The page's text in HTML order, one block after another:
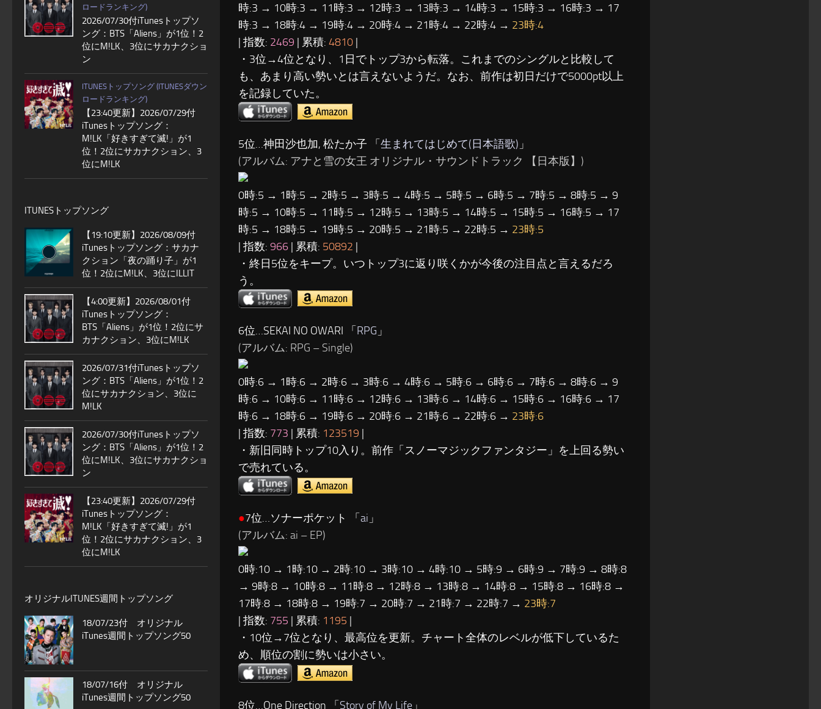
時:3 → 10時:3 → 11時:3 → 12時:3 → 13時:3 → 14時:3 → 15時:3 → 16時:3 → 17
時:3 → 18時:4 → 19時:4 → 20時:4 → 21時:4 → 22時:4 → 23時:4
| 指数: 2469 | 累積: 4810 |
・3位→4位となり、1日でトップ3から転落。これまでのシングルと比較して
も、あまり高い勢いとは言えないようだ。なお、前作は初日だけで5000pt以上
を記録していた。
5位…神田沙也加, 松たか子 「生まれてはじめて(日本語歌) 」
(アルバム: アナと雪の女王 オリジナル・サウンドトラック 【日本版】)
0時:5 → 1時:5 → 2時:5 → 3時:5 → 4時:5 → 5時:5 → 6時:5 → 7時:5 → 8時:5 → 9
時:5 → 10時:5 → 11時:5 → 12時:5 → 13時:5 → 14時:5 → 15時:5 → 16時:5 → 17
時:5 → 18時:5 → 19時:5 → 20時:5 → 21時:5 → 22時:5 → 23時:5
| 指数: 966 | 累積: 50892 |
・終日5位をキープ。いつトップ3に返り咲くかが今後の注目点と言えるだろ
う。
6位…SEKAI NO OWARI 「 RPG 」
(アルバム: RPG – Single)
0時:6 → 1時:6 → 2時:6 → 3時:6 → 4時:6 → 5時:6 → 6時:6 → 7時:6 → 8時:6 → 9
時:6 → 10時:6 → 11時:6 → 12時:6 → 13時:6 → 14時:6 → 15時:6 → 16時:6 → 17
時:6 → 18時:6 → 19時:6 → 20時:6 → 21時:6 → 22時:6 → 23時:6
| 指数: 773 | 累積: 123519 |
・新旧同時トップ10入り。前作「スノーマジックファンタジー」を上回る勢い
で売れている。
●7位…ソナーポケット 「 ai 」
(アルバム: ai – EP)
0時:10 → 1時:10 → 2時:10 → 3時:10 → 4時:10 → 5時:9 → 6時:9 → 7時:9 → 8時:8
→ 9時:8 → 10時:8 → 11時:8 → 12時:8 → 13時:8 → 14時:8 → 15時:8 → 16時:8 →
17時:8 → 18時:8 → 19時:7 → 20時:7 → 21時:7 → 22時:7 → 23時:7
| 指数: 755 | 累積: 1195 |
・10位→7位となり、最高位を更新。チャート全体のレベルが低下しているた
め、順位の割に勢いは小さい。
8位…One Direction 「 Story of My Life 」
ロードランキング)
2026/07/30付iTunesトップソ
ング：BTS「Aliens」が1位！2
位にM!LK、3位にサカナクショ
ン
ITUNESトップソング (ITUNESダウン
ロードランキング)
【23:40更新】2026/07/29付
iTunesトップソング：
M!LK「好きすぎて滅!」が1
位！2位にサカナクション、3
位にM!LK
ITUNESトップソング
【19:10更新】2026/08/09付
iTunesトップソング：サカナ
クション「夜の踊り子」が1
位！2位にM!LK、3位にILLIT
【4:00更新】2026/08/01付
iTunesトップソング：
BTS「Aliens」が1位！2位にサ
カナクション、3位にM!LK
2026/07/31付iTunesトップソ
ング：BTS「Aliens」が1位！2
位にサカナクション、3位に
M!LK
2026/07/30付iTunesトップソ
ング：BTS「Aliens」が1位！2
位にM!LK、3位にサカナクショ
ン
【23:40更新】2026/07/29付
iTunesトップソング：
M!LK「好きすぎて滅!」が1
位！2位にサカナクション、3
位にM!LK
オリジナルITUNES週間トップソング
18/07/23付 オリジナル
iTunes週間トップソング50
18/07/16付 オリジナル
iTunes週間トップソング50